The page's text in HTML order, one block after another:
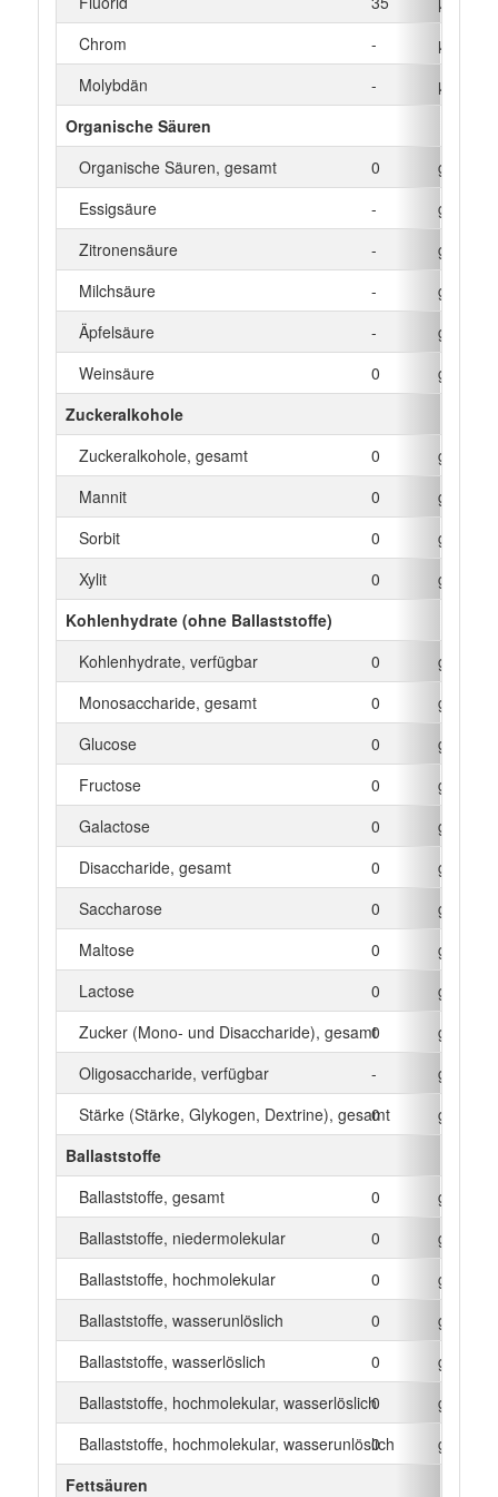
Chrom
-
µg
Molybdän
-
µg
Organische Säuren
Organische Säuren, gesamt
0
g
Essigsäure
-
g
Zitronensäure
-
g
Milchsäure
-
g
Äpfelsäure
-
g
Weinsäure
0
g
Zuckeralkohole
Zuckeralkohole, gesamt
0
g
Mannit
0
g
Sorbit
0
g
Xylit
0
g
Kohlenhydrate (ohne Ballaststoffe)
Kohlenhydrate, verfügbar
0
g
Monosaccharide, gesamt
0
g
Glucose
0
g
Fructose
0
g
Galactose
0
g
Disaccharide, gesamt
0
g
Saccharose
0
g
Maltose
0
g
Lactose
0
g
Zucker (Mono- und Disaccharide), gesamt0
g
Oligosaccharide, verfügbar
-
g
Stärke (Stärke, Glykogen, Dextrine), gesamt
0
g
Ballaststoffe
Ballaststoffe, gesamt
0
g
Ballaststoffe, niedermolekular
0
g
Ballaststoffe, hochmolekular
0
g
Ballaststoffe, wasserunlöslich
0
g
Ballaststoffe, wasserlöslich
0
g
Ballaststoffe, hochmolekular, wasserlöslich0
g
Ballaststoffe, hochmolekular, wasserunlöslich
0
g
Fettsäuren